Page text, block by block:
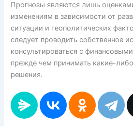
Прогнозы являются лишь
изменениям в зависимости от
ситуации и геополитических
следует проводить собственное
консультироваться с
прежде чем принимать какие-
решения.